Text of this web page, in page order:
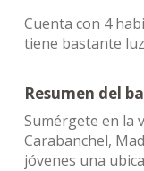
Cuenta con 4
tiene bastante
Resumen del
Sumérgete en la
Carabanchel,
jóvenes una